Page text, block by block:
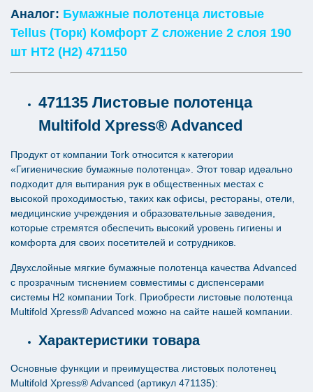
Аналог: Бумажные полотенца листовые
Tellus (Торк) Комфорт Z сложение 2 слоя 190
шт НТ2 (Н2) 471150
471135 Листовые полотенца
Multifold Xpress® Advanced
Продукт от компании Tork относится к категории
«Гигиенические бумажные полотенца». Этот товар идеально
подходит для вытирания рук в общественных местах с
высокой проходимостью, таких как офисы, рестораны, отели,
медицинские учреждения и образовательные заведения,
которые стремятся обеспечить высокий уровень гигиены и
комфорта для своих посетителей и сотрудников.
Двухслойные мягкие бумажные полотенца качества Advanced
с прозрачным тиснением совместимы с диспенсерами
системы H2 компании Tork. Приобрести листовые полотенца
Multifold Xpress® Advanced можно на сайте нашей компании.
Характеристики товара
Основные функции и преимущества листовых полотенец
Multifold Xpress® Advanced (артикул 471135):